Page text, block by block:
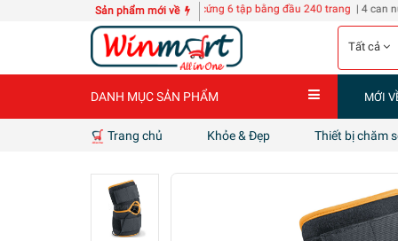
Sản phẩm mới về
10 quyển Sổ A3 bìa cứng 6 tập bằng đầu 240 trang | 4 can nước giặt D-
Tất cả
DANH MỤC SẢN PHẨM MỚI
Trang chủ Khỏe & Đẹp Thiết bị chăm